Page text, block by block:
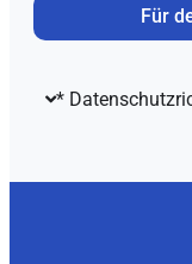
Für
*